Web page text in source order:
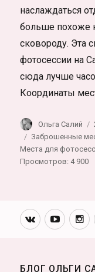
наслаждаться
больше похоже
сковороду. Эта
фотосессии на
сюда лучше
Координаты
Автор
Ольга Салий
Метки
Заброшенные
Места для
Просмотров: 4 900
Вконтакте
БЛОГ ОЛЬГИ